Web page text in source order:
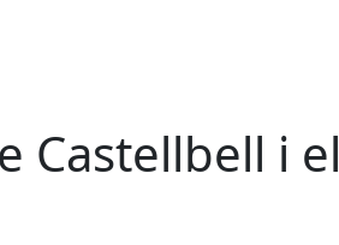
Castellbell i el